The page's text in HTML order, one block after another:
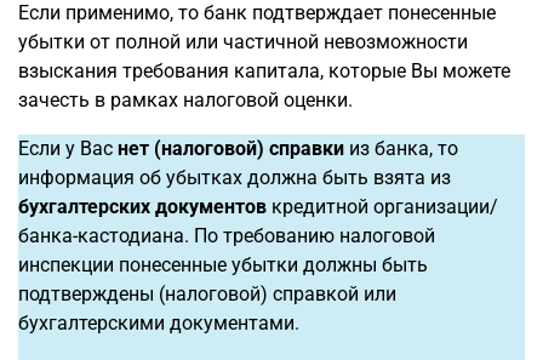
Если применимо, то банк подтверждает понесенные
убытки от полной или частичной невозможности
взыскания требования капитала, которые Вы можете
зачесть в рамках налоговой оценки.
Если у Вас нет (налоговой) справки из банка, то
информация об убытках должна быть взята из
бухгалтерских документов кредитной организации/
банка-кастодиана. По требованию налоговой
инспекции понесенные убытки должны быть
подтверждены (налоговой) справкой или
бухгалтерскими документами.